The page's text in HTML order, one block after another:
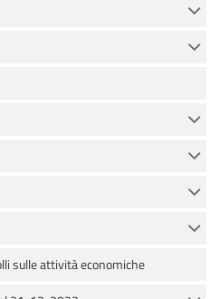
sulle attività economiche